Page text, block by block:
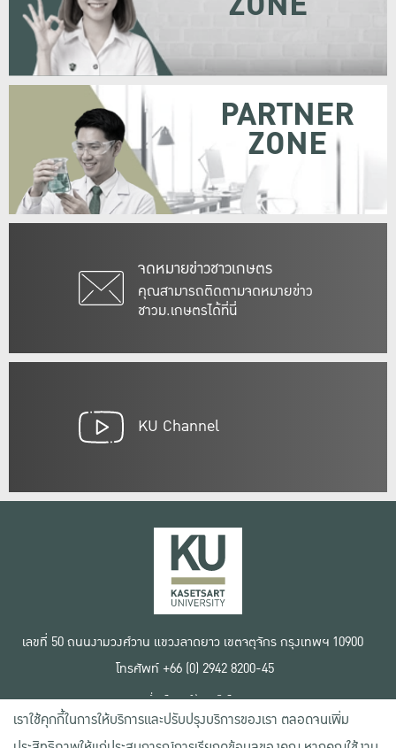
จดหมายข่าวชาวเกษตร
คุณสามารถติดตามจดหมายข่าว
ชาวม.เกษตรได้ที่นี่
PARTNER
ZONE
KU Channel
เลขที่ 50 ถนนงามวงศ์วาน แขวงลาดยาว เขตจตุจักร กรุงเทพฯ 10900
โทรศัพท์ +66 (0) 2942 8200-45
เงื่อนไขการใช้งานเว็บไซต์
ข้อตกลงด้านสิทธิ์ใช้งาน
นโยบายความเป็นส่วนตัว
เราใช้คุกกี้ในการให้บริการและปรับปรุงบริการของเรา ตลอดจนเพิ่ม